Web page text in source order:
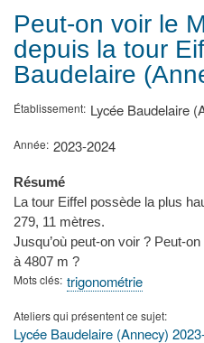
d'Ariane
Peut-on voir le
depuis la tour
Baudelaire
Établissement Lycée Baudelaire
Année 2023-2024
Résumé
La tour Eiffel possède la plus
279, 11 mètres.
Jusqu’où peut-on voir ? Peut-
à 4807 m ?
Mots clés trigonométrie
Ateliers qui présentent ce sujet
Lycée Baudelaire (Annecy)